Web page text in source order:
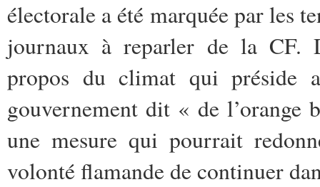
électorale a été marquée par les
journaux à reparler de la CF.
propos du climat qui préside
gouvernement dit « de l’orange
une mesure qui pourrait
volonté flamande de continuer